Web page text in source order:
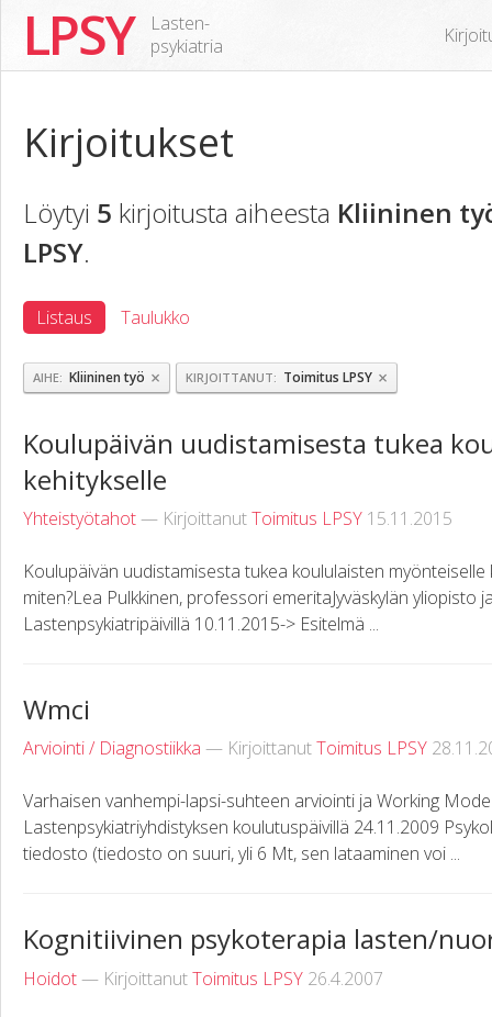
LPSY
Lasten-
psykiatria
Kirjoitukset
Löytyi 5 kirjoitusta aiheesta Kliininen
LPSY.
Listaus Taulukko
AIHE Kliininen työ × KIRJOITTANUT Toimitus LPSY ×
Koulupäivän uudistamisesta tukea
kehitykselle
Yhteistyötahot— KirjoittanutToimitus LPSY 15.11.2015
Koulupäivän uudistamisesta tukea koululaisten myönteiselle
miten?Lea Pulkkinen, professori emeritaJyväskylän yliopisto
Lastenpsykiatripäivillä 10.11.2015-> Esitelmä ...
Wmci
Arviointi / Diagnostiikka — KirjoittanutToimitus LPSY
Varhaisen vanhempi-lapsi-suhteen arviointi ja Working
Lastenpsykiatriyhdistyksen koulutuspäivillä 24.11.2009
tiedosto (tiedosto on suuri, yli 6 Mt, sen lataaminen voi ...
Kognitiivinen psykoterapia lasten/
Hoidot— KirjoittanutToimitus LPSY 26.4.2007